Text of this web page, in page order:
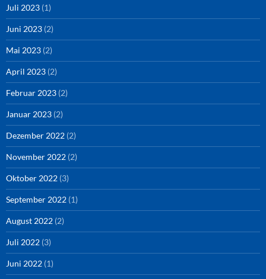
Juli 2023 (1)
Juni 2023 (2)
Mai 2023 (2)
April 2023 (2)
Februar 2023 (2)
Januar 2023 (2)
Dezember 2022 (2)
November 2022 (2)
Oktober 2022 (3)
September 2022 (1)
August 2022 (2)
Juli 2022 (3)
Juni 2022 (1)